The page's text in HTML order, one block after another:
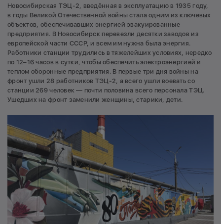
Новосибирская ТЭЦ-2, введённая в эксплуатацию в 1935 году,
в годы Великой Отечественной войны стала одним из ключевых
объектов, обеспечивавших энергией эвакуированные
предприятия. В Новосибирск перевезли десятки заводов из
европейской части СССР, и всем им нужна была энергия.
Работники станции трудились в тяжелейших условиях, нередко
по 12–16 часов в сутки, чтобы обеспечить электроэнергией и
теплом оборонные предприятия. В первые три дня войны на
фронт ушли 28 работников ТЭЦ-2, а всего ушли воевать со
станции 269 человек — почти половина всего персонала ТЭЦ.
Ушедших на фронт заменили женщины, старики, дети.